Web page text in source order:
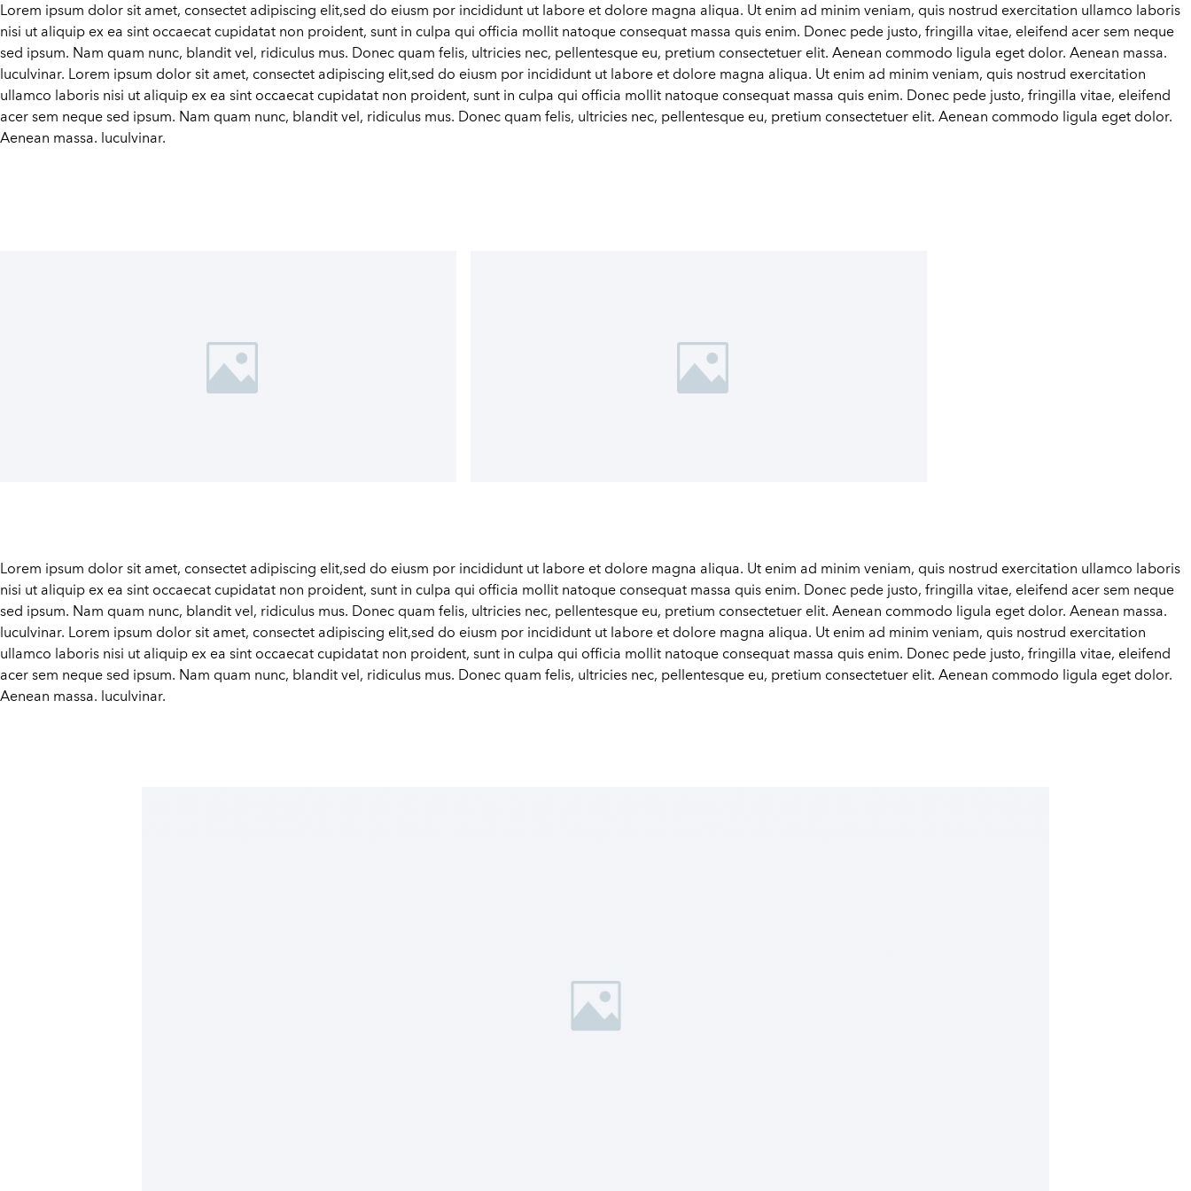
Lorem ipsum dolor sit amet, consectet adipiscing elit,sed do eiusm por incididunt ut labore et dolore magna aliqua. Ut enim ad minim veniam, quis nostrud exercitation ullamco laboris
nisi ut aliquip ex ea sint occaecat cupidatat non proident, sunt in culpa qui officia mollit natoque consequat massa quis enim. Donec pede justo, fringilla vitae, eleifend acer sem neque
sed ipsum. Nam quam nunc, blandit vel, ridiculus mus. Donec quam felis, ultricies nec, pellentesque eu, pretium consectetuer elit. Aenean commodo ligula eget dolor. Aenean massa.
luculvinar. Lorem ipsum dolor sit amet, consectet adipiscing elit,sed do eiusm por incididunt ut labore et dolore magna aliqua. Ut enim ad minim veniam, quis nostrud exercitation
ullamco laboris nisi ut aliquip ex ea sint occaecat cupidatat non proident, sunt in culpa qui officia mollit natoque consequat massa quis enim. Donec pede justo, fringilla vitae, eleifend
acer sem neque sed ipsum. Nam quam nunc, blandit vel, ridiculus mus. Donec quam felis, ultricies nec, pellentesque eu, pretium consectetuer elit. Aenean commodo ligula eget dolor.
Aenean massa. luculvinar.
Lorem ipsum dolor sit amet, consectet adipiscing elit,sed do eiusm por incididunt ut labore et dolore magna aliqua. Ut enim ad minim veniam, quis nostrud exercitation ullamco laboris
nisi ut aliquip ex ea sint occaecat cupidatat non proident, sunt in culpa qui officia mollit natoque consequat massa quis enim. Donec pede justo, fringilla vitae, eleifend acer sem neque
sed ipsum. Nam quam nunc, blandit vel, ridiculus mus. Donec quam felis, ultricies nec, pellentesque eu, pretium consectetuer elit. Aenean commodo ligula eget dolor. Aenean massa.
luculvinar. Lorem ipsum dolor sit amet, consectet adipiscing elit,sed do eiusm por incididunt ut labore et dolore magna aliqua. Ut enim ad minim veniam, quis nostrud exercitation
ullamco laboris nisi ut aliquip ex ea sint occaecat cupidatat non proident, sunt in culpa qui officia mollit natoque consequat massa quis enim. Donec pede justo, fringilla vitae, eleifend
acer sem neque sed ipsum. Nam quam nunc, blandit vel, ridiculus mus. Donec quam felis, ultricies nec, pellentesque eu, pretium consectetuer elit. Aenean commodo ligula eget dolor.
Aenean massa. luculvinar.